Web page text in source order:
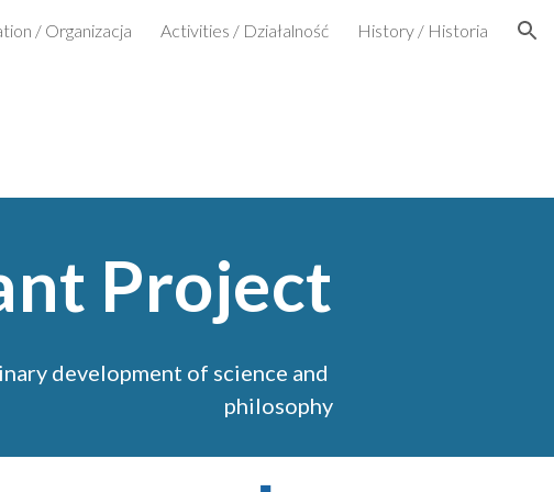
/ Organizacja Activities / Działalność History / Historia
Project
development of science and
philosophy